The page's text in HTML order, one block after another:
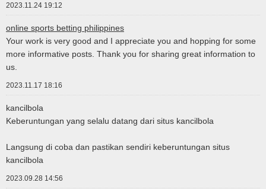
2023.11.24 19:12
online sports betting philippines
Your work is very good and I appreciate you and hopping for some
more informative posts. Thank you for sharing great information to
us.
2023.11.17 18:16
kancilbola
Keberuntungan yang selalu datang dari situs kancilbola
Langsung di coba dan pastikan sendiri keberuntungan situs
kancilbola
2023.09.28 14:56